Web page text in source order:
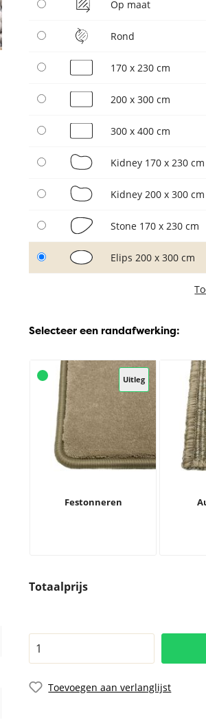
Op maat
Rond
170 x 230 cm
200 x 300 cm
300 x 400 cm
Kidney 170 x 230 cm
Kidney 200 x 300 cm
Stone 170 x 230 cm
Elips 200 x 300 cm
Selecteer een randafwerking:
Uitleg
Festonneren
Totaalprijs
Toevoegen aan verlanglijst